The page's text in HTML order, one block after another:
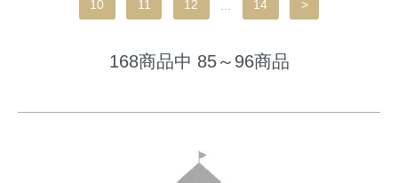
10 11 12 14 >
168商品中 85～96商品